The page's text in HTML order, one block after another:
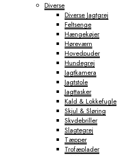
Diverse
Diverse Jagtgrej
Feltsenge
Hængekøjer
Høreværn
Hovedpuder
Hundegrej
Jagtkamera
Jagtstole
Jagttasker
Kald & Lokkefugle
Skjul & Sløring
Skydebriller
Slagtegrej
Tæpper
Trofæplader